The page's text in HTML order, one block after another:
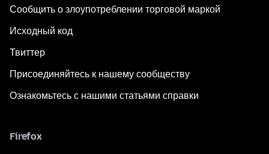
Сообщить о злоупотреблении торговой маркой
Исходный код
Твиттер
Присоединяйтесь к нашему сообществу
Ознакомьтесь с нашими статьями справки
Firefox